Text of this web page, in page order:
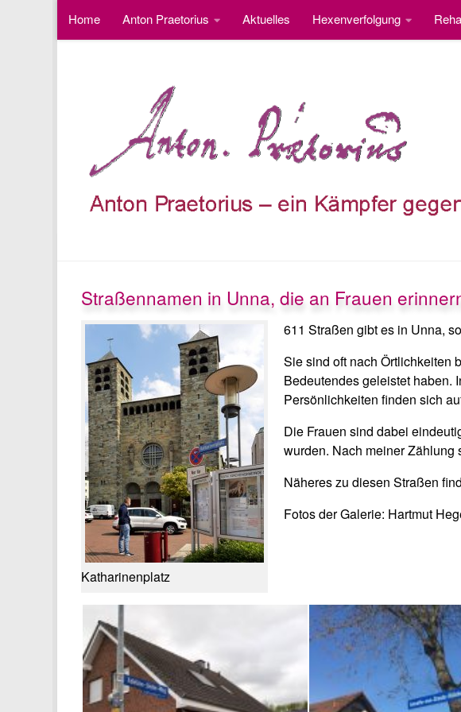
Unter dem Inhalt
Home Anton Praetorius Aktuelles Hexenverfolgung
Straßennamen in Unna, die an Frauen
Katharinenplatz
611 Straßen gibt es in Unna,
Sie sind oft nach Örtlichkeiten
Bedeutendes geleistet haben.
Persönlichkeiten finden sich
Die Frauen sind dabei
wurden. Nach meiner
Näheres zu diesen Straßen
Fotos der Galerie: Hartmut